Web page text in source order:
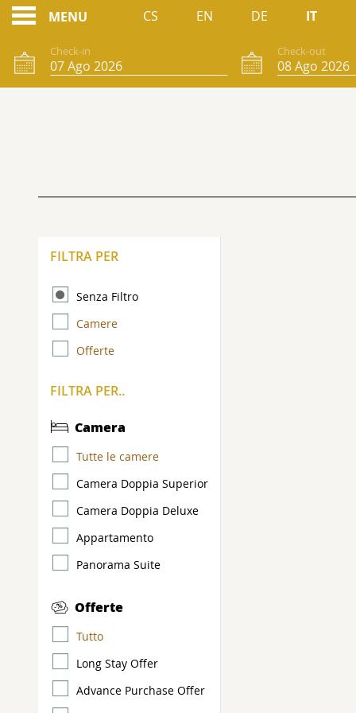
MENU CS EN DE IT
Check-in Check-out
FILTRA PER
Senza Filtro
Camere
Offerte
FILTRA PER..
Camera
Tutte le camere
Camera Doppia Superior
Camera Doppia Deluxe
Appartamento
Panorama Suite
Offerte
Tutto
Long Stay Offer
Advance Purchase Offer